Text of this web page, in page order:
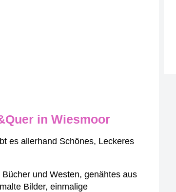
in Wiesmoor
es allerhand Schönes, Leckeres
und Westen, genähtes aus
Bilder, einmalige